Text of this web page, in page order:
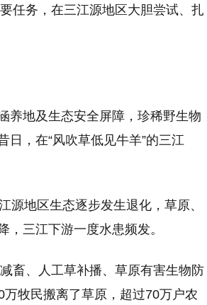
任务，在三江源地区大胆尝试、扎
养地及生态安全屏障，珍稀野生物
，在“风吹草低见牛羊”的三江
源地区生态逐步发生退化，草原、
三江下游一度水患频发。
畜、人工草补播、草原有害生物防
牧民搬离了草原，超过70万户农